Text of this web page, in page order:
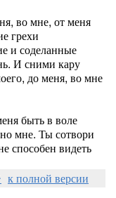
во мне, от меня
грехи
и соделанные
И сними кару
до меня, во мне
быть в воле
мне. Ты сотвори
способен видеть
к полной версии